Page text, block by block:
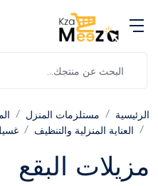
الرئيسية مستلزمات المنزل
العناية المنزلية والتنظيف
مزيلات البقع